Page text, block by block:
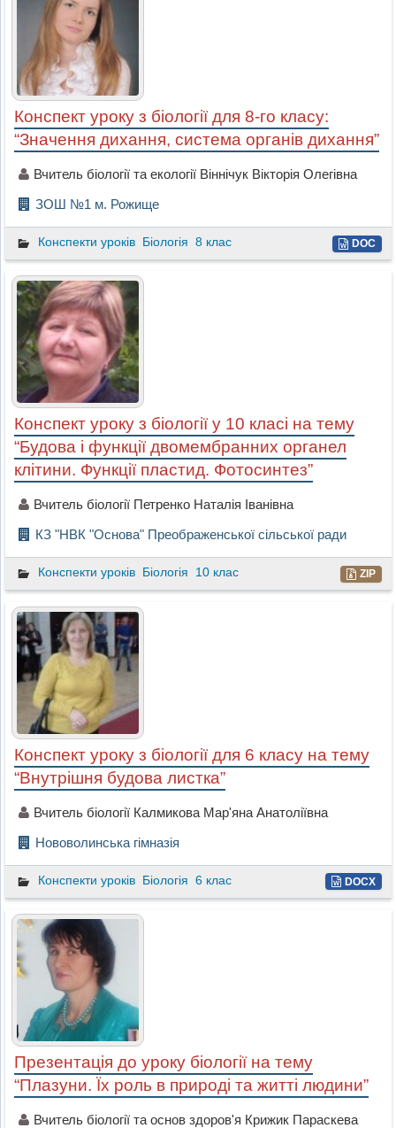
Конспект уроку з біології для 8-го класу:
“Значення дихання, система органів дихання”
Вчитель біології та екології Віннічук Вікторія Олегівна
ЗОШ №1 м. Рожище
Конспекти уроків Біологія 8 клас DOC
Конспект уроку з біології у 10 класі на тему
“Будова і функції двомембранних органел
клітини. Функції пластид. Фотосинтез”
Вчитель біології Петренко Наталія Іванівна
КЗ "НВК "Основа" Преображенської сільської ради
Конспекти уроків Біологія 10 клас ZIP
Конспект уроку з біології для 6 класу на тему
“Внутрішня будова листка”
Вчитель біології Калмикова Мар'яна Анатоліївна
Нововолинська гімназія
Конспекти уроків Біологія 6 клас DOCX
Презентація до уроку біології на тему
“Плазуни. Їх роль в природі та житті людини”
Вчитель біології та основ здоров'я Крижик Параскева